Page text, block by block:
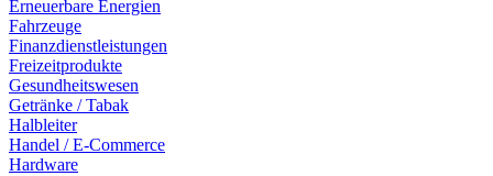
Erneuerbare Energien
Fahrzeuge
Finanzdienstleistungen
Freizeitprodukte
Gesundheitswesen
Getränke / Tabak
Halbleiter
Handel / E-Commerce
Hardware